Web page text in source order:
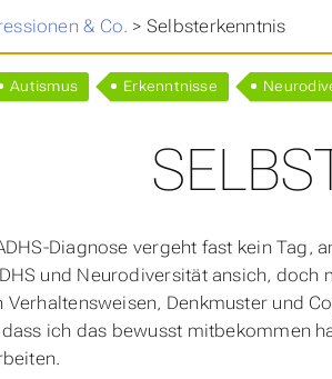
> & Co. > Selbsterkenntnis
Autismus Erkenntnisse
Diagnose vergeht fast kein
und Neurodiversität ansich,
Verhaltensweisen, Denkmuster und
ich das bewusst mitbekommen